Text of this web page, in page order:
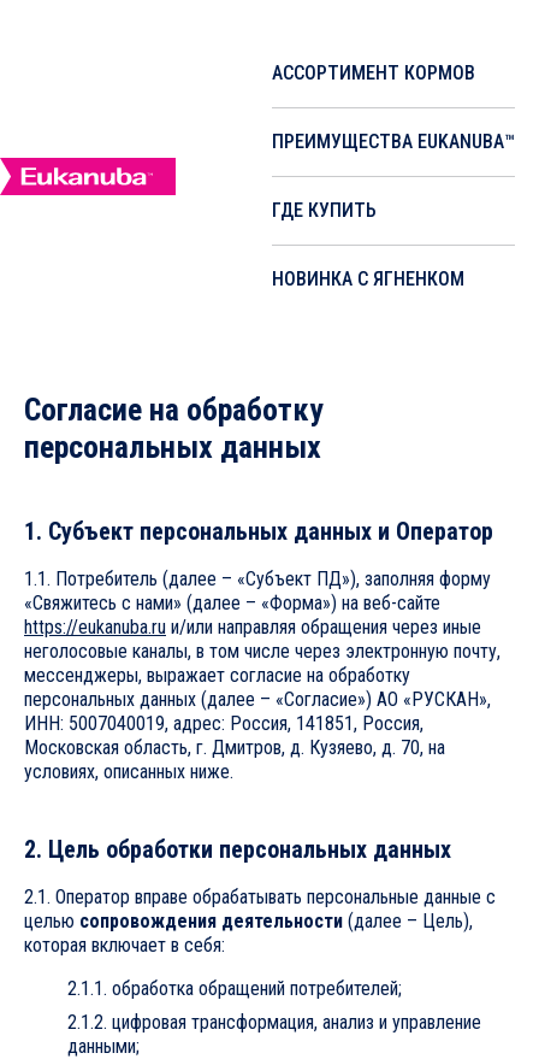
АССОРТИМЕНТ КОРМОВ
ПРЕИМУЩЕСТВА EUKANUBA™
ГДЕ КУПИТЬ
НОВИНКА С ЯГНЕНКОМ
Согласие на обработку
персональных данных
1. Субъект персональных данных и Оператор
1.1. Потребитель (далее – «Субъект ПД»), заполняя форму
«Свяжитесь с нами» (далее – «Форма») на веб-сайте
https://eukanuba.ru и/или направляя обращения через иные
неголосовые каналы, в том числе через электронную почту,
мессенджеры, выражает согласие на обработку
персональных данных (далее – «Согласие») АО «РУСКАН»,
ИНН: 5007040019, адрес: Россия, 141851, Россия,
Московская область, г. Дмитров, д. Кузяево, д. 70, на
условиях, описанных ниже.
2. Цель обработки персональных данных
2.1. Оператор вправе обрабатывать персональные данные с
целью сопровождения деятельности (далее – Цель),
которая включает в себя:
2.1.1. обработка обращений потребителей;
2.1.2. цифровая трансформация, анализ и управление
данными;